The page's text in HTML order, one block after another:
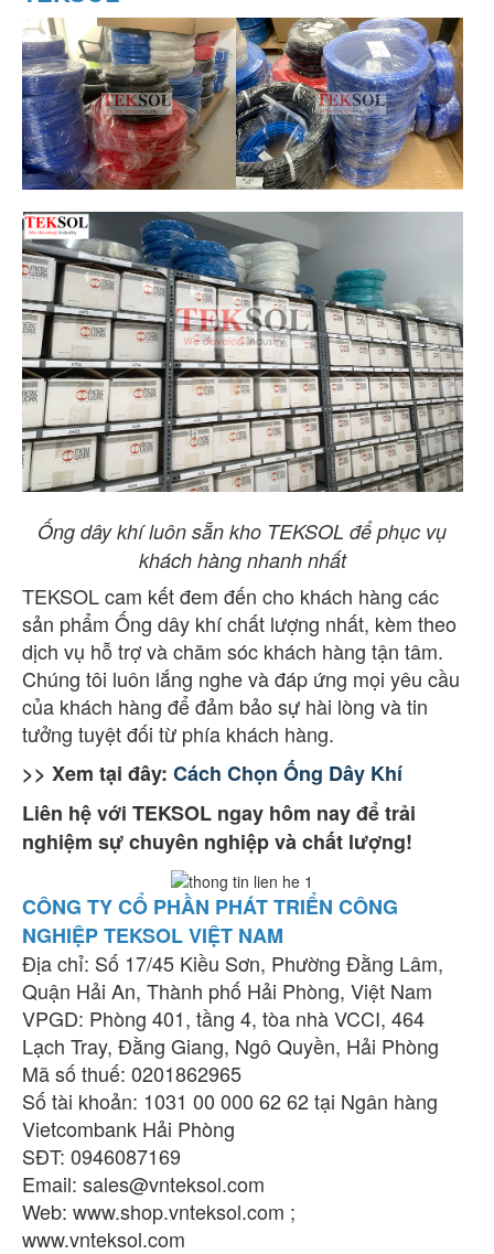
Ống dây khí luôn sẵn kho TEKSOL để phục vụ
khách hàng nhanh nhất
TEKSOL cam kết đem đến cho khách hàng các
sản phẩm Ống dây khí chất lượng nhất, kèm theo
dịch vụ hỗ trợ và chăm sóc khách hàng tận tâm.
Chúng tôi luôn lắng nghe và đáp ứng mọi yêu cầu
của khách hàng để đảm bảo sự hài lòng và tin
tưởng tuyệt đối từ phía khách hàng.
>> Xem tại đây: Cách Chọn Ống Dây Khí
Liên hệ với TEKSOL ngay hôm nay để trải
nghiệm sự chuyên nghiệp và chất lượng!
CÔNG TY CỔ PHẦN PHÁT TRIỂN CÔNG
NGHIỆP TEKSOL VIỆT NAM
Địa chỉ: Số 17/45 Kiều Sơn, Phường Đằng Lâm,
Quận Hải An, Thành phố Hải Phòng, Việt Nam
VPGD: Phòng 401, tầng 4, tòa nhà VCCI, 464
Lạch Tray, Đằng Giang, Ngô Quyền, Hải Phòng
Mã số thuế: 0201862965
Số tài khoản: 1031 00 000 62 62 tại Ngân hàng
Vietcombank Hải Phòng
SĐT: 0946087169
Email: sales@vnteksol.com
Web: www.shop.vnteksol.com ;
www.vnteksol.com